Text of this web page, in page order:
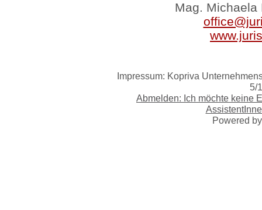
Mag. Michaela
Impressum: Kopriva
5/
Abmelden: Ich möchte keine
Powered